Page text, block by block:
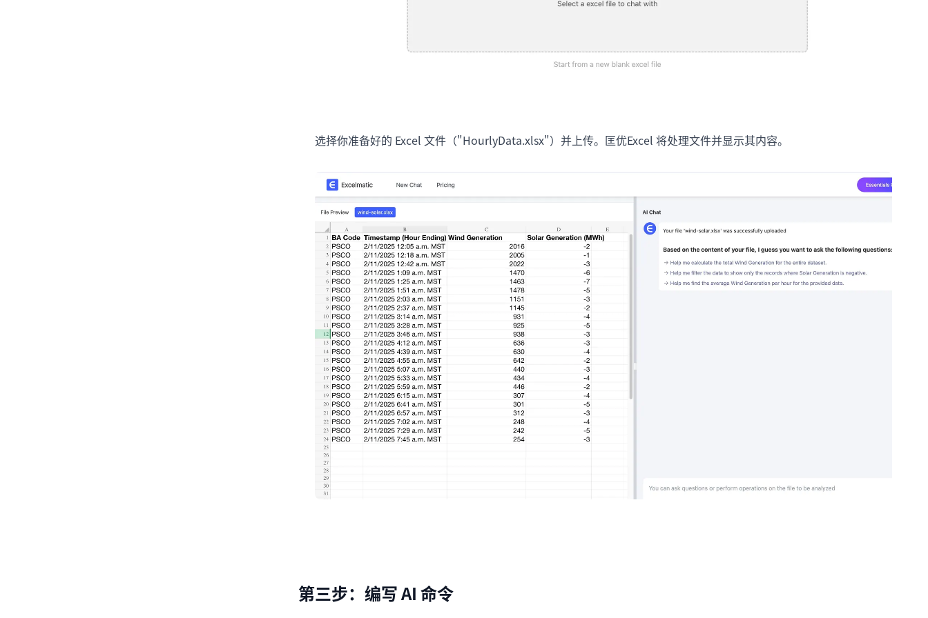
选择你准备好的 Excel 文件（"HourlyData.xlsx"）并上传。匡优Excel 将处理文件并显示其内容。
第三步：编写 AI 命令